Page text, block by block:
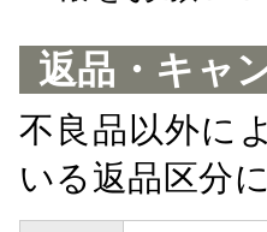
返品・キャ
不良品以外に
いる返品区分